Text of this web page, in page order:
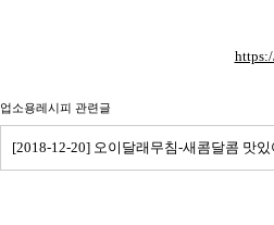
업소용레시피 관련글
[2018-12-20] 오이달래무침-새콤달콤 맛